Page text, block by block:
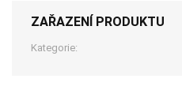
ZAŘAZENÍ PRODUKTU
Kategorie: